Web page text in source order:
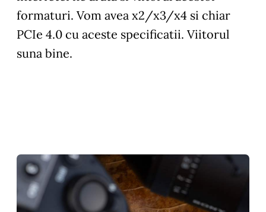
formaturi. Vom avea x2/x3/x4 si chiar
PCIe 4.0 cu aceste specificatii. Viitorul
suna bine.